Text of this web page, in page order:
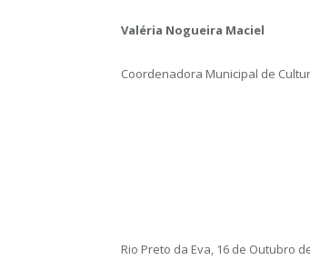
Valéria Nogueira Maciel
Coordenadora Municipal de
Rio Preto da Eva, 16 de Outubro